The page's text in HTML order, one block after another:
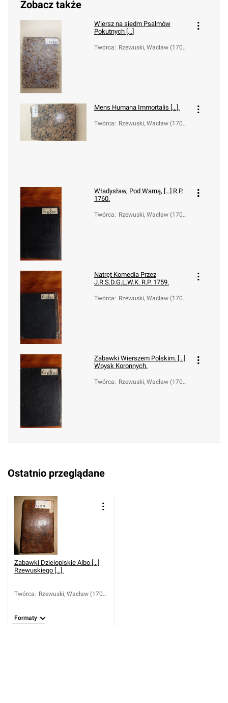
Zobacz także
Wiersz na siedm Psalmów
Pokutnych [...]
Twórca: Rzewuski, Wacław (1706-
Mens Humana Immortalis [...].
Twórca: Rzewuski, Wacław (1706-
Władysław, Pod Warną, [...] R.P.
1760.
Twórca: Rzewuski, Wacław (1706-
Natręt Komedia Przez
J.R.S.D.G.L.W.K. R.P. 1759.
Twórca: Rzewuski, Wacław (1706-
Zabawki Wierszem Polskim. [...]
Woysk Koronnych.
Twórca: Rzewuski, Wacław (1706-
Ostatnio przeglądane
Zabawki Dzieiopiskie Albo [...]
Rzewuskiego [...].
Twórca: Rzewuski, Wacław (1706-
Formaty